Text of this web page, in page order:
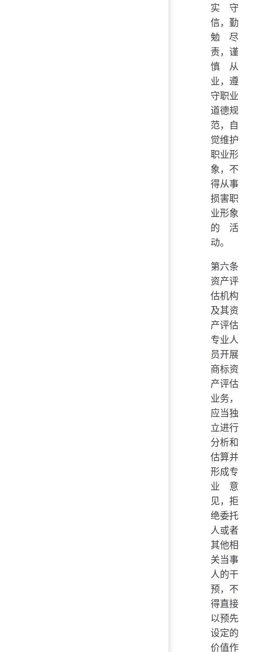
实守
信，勤
勉尽
责，谨
慎从
业，遵
守职业
道德规
范，自
觉维护
职业形
象，不
得从事
损害职
业形象
的活
动。
第六条
资产评
估机构
及其资
产评估
专业人
员开展
商标资
产评估
业务，
应当独
立进行
分析和
估算并
形成专
业意
见，拒
绝委托
人或者
其他相
关当事
人的干
预，不
得直接
以预先
设定的
价值作